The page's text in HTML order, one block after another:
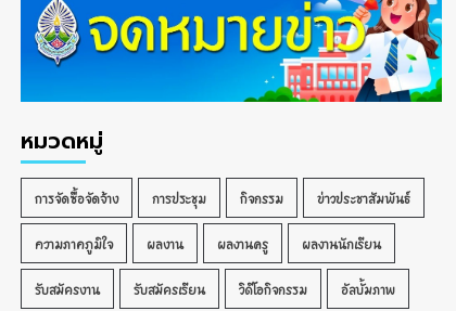
หมวดหมู่
การจัดซื้อจัดจ้าง การประชุม กิจกรรม ข่าวประชาสัมพันธ์
ความภาคภูมิใจ ผลงาน ผลงานครู ผลงานนักเรียน
รับสมัครงาน รับสมัครเรียน วิดีโอกิจกรรม อัลบั้มภาพ